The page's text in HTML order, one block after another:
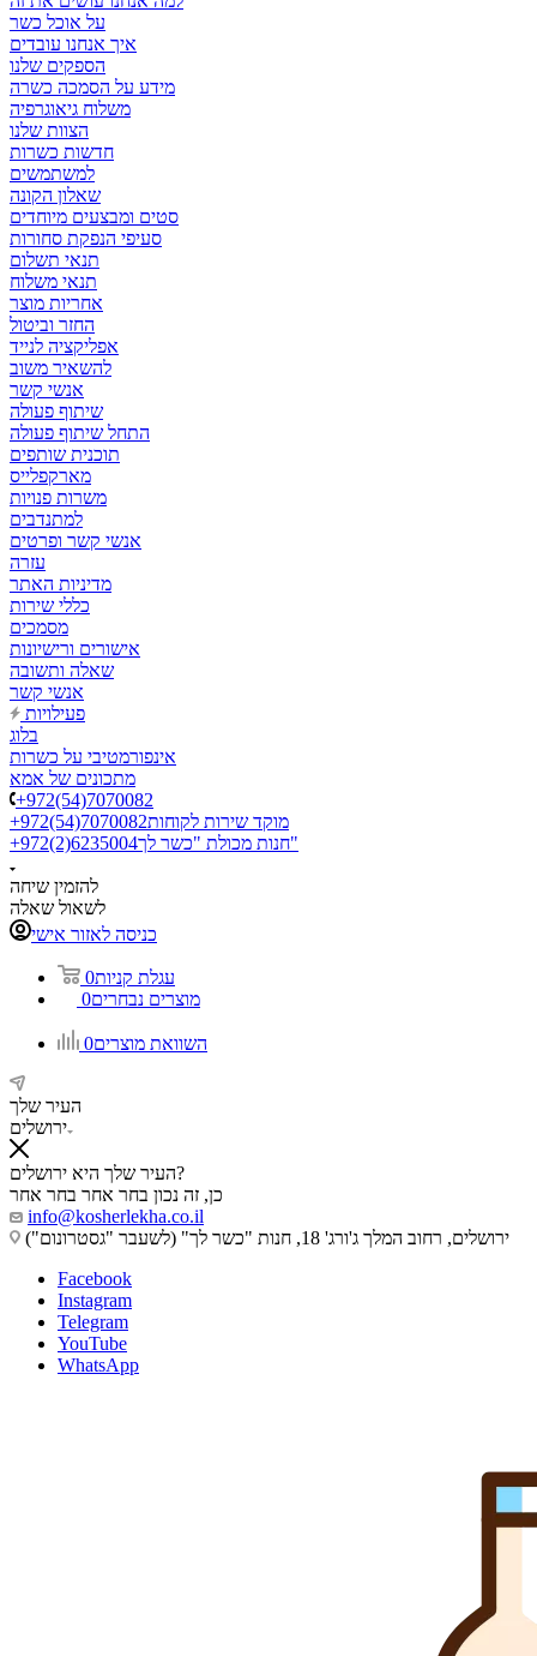
על אוכל כשר
איך אנחנו עובדים
הספקים שלנו
מידע על הסמכה כשרה
משלוח גיאוגרפיה
הצוות שלנו
חדשות כשרות
למשתמשים
שאלון הקונה
סטים ומבצעים מיוחדים
סעיפי הנפקת סחורות
תנאי תשלום
תנאי משלוח
אחריות מוצר
החזר וביטול
אפליקציה לנייד
להשאיר משוב
אנשי קשר
שיתוף פעולה
התחל שיתוף פעולה
תוכנית שותפים
מארקפלייס
משרות פנויות
למתנדבים
אנשי קשר ופרטים
עזרה
מדיניות האתר
כללי שירות
מסמכים
אישורים ורישיונות
שאלה ותשובה
אנשי קשר
פעילויות
בלוג
אינפורמטיבי על כשרות
מתכונים של אמא
+972(54)7070082
+972(54)7070082מוקד שירות לקוחות
+972(2)6235004
חנות מכולת "כשר לך"
להזמין שיחה
לשאול שאלה
כניסה לאזור אישי
עגלת קניות0
מוצרים נבחרים0
השוואת מוצרים0
העיר שלך
ירושלים
העיר שלך היא ירושלים?
כן, זה נכון בחר אחר בחר אחר
info@kosherlekha.co.il
ירושלים, רחוב המלך ג'ורג' 18, חנות "כשר לך" (לשעבר "גסטרונום")
Facebook
Instagram
Telegram
YouTube
WhatsApp